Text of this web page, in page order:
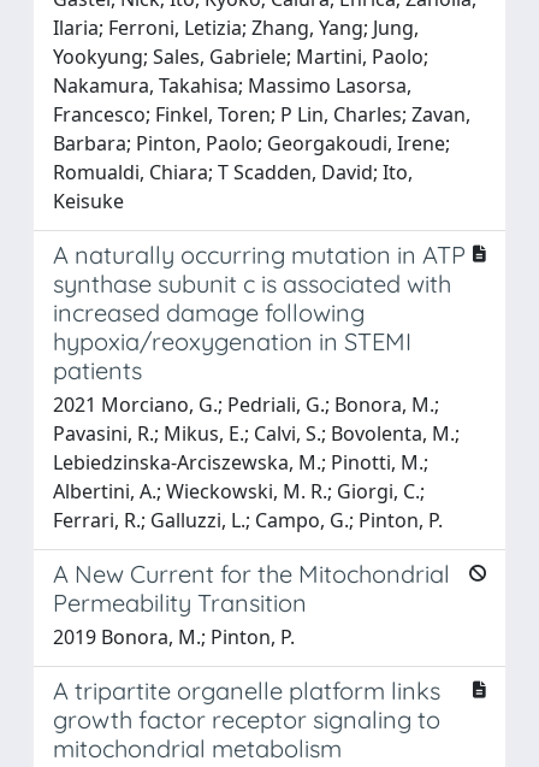
Ilaria; Ferroni, Letizia; Zhang, Yang; Jung,
Yookyung; Sales, Gabriele; Martini, Paolo;
Nakamura, Takahisa; Massimo Lasorsa,
Francesco; Finkel, Toren; P Lin, Charles; Zavan,
Barbara; Pinton, Paolo; Georgakoudi, Irene;
Romualdi, Chiara; T Scadden, David; Ito,
Keisuke
A naturally occurring mutation in ATP
synthase subunit c is associated with
increased damage following
hypoxia/reoxygenation in STEMI
patients
2021 Morciano, G.; Pedriali, G.; Bonora, M.;
Pavasini, R.; Mikus, E.; Calvi, S.; Bovolenta, M.;
Lebiedzinska-Arciszewska, M.; Pinotti, M.;
Albertini, A.; Wieckowski, M. R.; Giorgi, C.;
Ferrari, R.; Galluzzi, L.; Campo, G.; Pinton, P.
A New Current for the Mitochondrial
Permeability Transition
2019 Bonora, M.; Pinton, P.
A tripartite organelle platform links
growth factor receptor signaling to
mitochondrial metabolism